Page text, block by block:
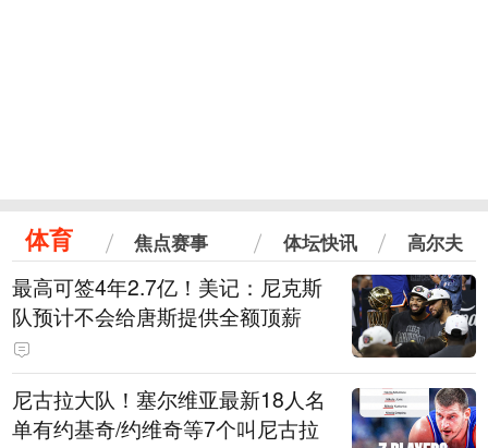
体育 焦点赛事 体坛快讯 高尔夫
最高可签4年2.7亿！美记：尼克斯
队预计不会给唐斯提供全额顶薪
尼古拉大队！塞尔维亚最新18人名
单有约基奇/约维奇等7个叫尼古拉